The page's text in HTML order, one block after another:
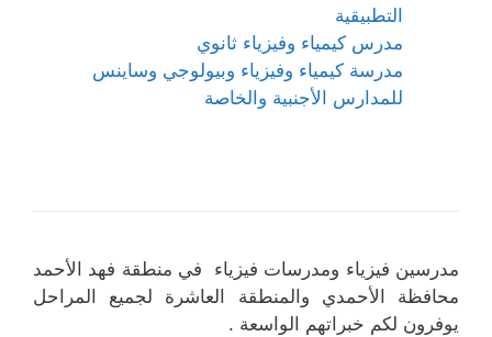
التطبيقية
مدرس كيمياء وفيزياء ثانوي
مدرسة كيمياء وفيزياء وبيولوجي وساينس
للمدارس الأجنبية والخاصة
مدرسين فيزياء ومدرسات فيزياء في منطقة فهد الأحمد
محافظة الأحمدي والمنطقة العاشرة لجميع المراحل
يوفرون لكم خبراتهم الواسعة .